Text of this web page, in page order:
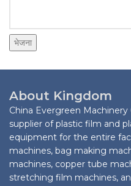
भेजना
About Kingdom
China Evergreen
supplier of plastic film and
equipment for the entire
machines, bag making
machines, copper tube
stretching film machines,